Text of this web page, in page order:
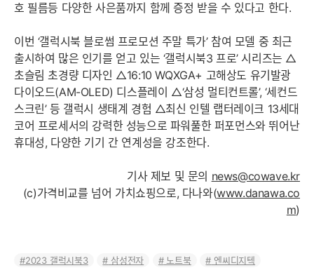
호 필름등 다양한 사은품까지 함께 증정 받을 수 있다고 한다.
이번 ‘갤럭시북 블로썸 프로모션 주말 특가’ 참여 모델 중 최근
출시하여 많은 인기를 얻고 있는 ‘갤럭시북3 프로’ 시리즈는 △
초슬림 초경량 디자인 △16:10 WQXGA+ 고해상도 유기발광
다이오드(AM-OLED) 디스플레이 △‘삼성 멀티컨트롤’, ‘세컨드
스크린’ 등 갤럭시 생태계 경험 △최신 인텔 랩터레이크 13세대
코어 프로세서의 강력한 성능으로 파워풀한 퍼포먼스와 뛰어난
휴대성, 다양한 기기 간 연계성을 강조한다.
기사 제보 및 문의 news@cowave.kr
(c)가격비교를 넘어 가치쇼핑으로, 다나와(www.danawa.co
m)
2023 갤럭시북3 삼성전자 노트북 엔씨디지텍